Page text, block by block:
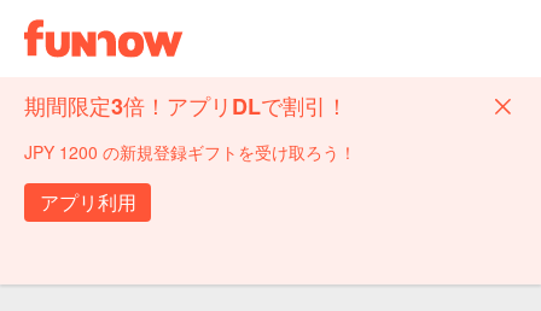
期間限定3倍！アプリDLで割引！
JPY 1200 の新規登録ギフトを受け取ろう！
アプリ利用